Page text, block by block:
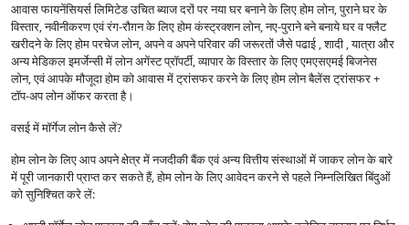
आवास फायनेंसियर्स लिमिटेड उचित ब्याज दरों पर नया घर बनाने के लिए होम लोन, पुराने घर के
विस्तार, नवीनीकरण एवं रंग-रौग़न के लिए होम कंस्ट्रक्शन लोन, नए-पुराने बने बनाये घर व फ्लैट
खरीदने के लिए होम परचेज लोन, अपने व अपने परिवार की जरूरतों जैसे पढाई , शादी , यात्रा और
अन्य मेडिकल इमर्जेन्सी में लोन अगेंस्ट प्रॉपर्टी, व्यापार के विस्तार के लिए एमएसएमई बिजनेस
लोन, एवं आपके मौजूदा होम को आवास में ट्रांसफर करने के लिए होम लोन बैलेंस ट्रांसफर +
टॉप-अप लोन ऑफर करता है।
वसई में मॉर्गेज लोन कैसे लें?
होम लोन के लिए आप अपने क्षेत्र में नजदीकी बैंक एवं अन्य वित्तीय संस्थाओं में जाकर लोन के बारे
में पूरी जानकारी प्राप्त कर सकते हैं, होम लोन के लिए आवेदन करने से पहले निम्नलिखित बिंदुओं
को सुनिश्चित करे लें: